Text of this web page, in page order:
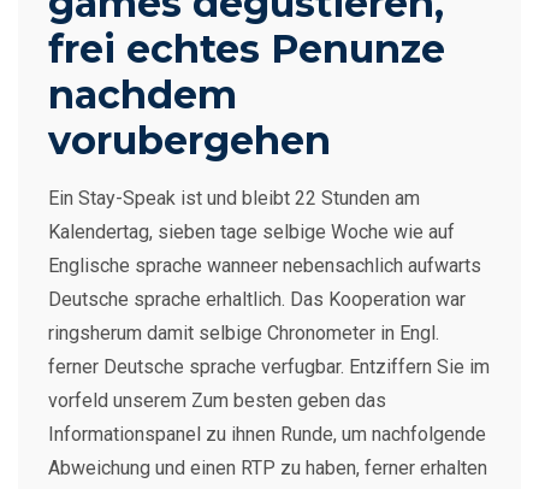
frei echtes Penunze
nachdem
vorubergehen
Ein Stay-Speak ist und bleibt 22 Stunden am
Kalendertag, sieben tage selbige Woche wie auf
Englische sprache wanneer nebensachlich aufwarts
Deutsche sprache erhaltlich. Das Kooperation war
ringsherum damit selbige Chronometer in Engl.
ferner Deutsche sprache verfugbar. Entziffern Sie im
vorfeld unserem Zum besten geben das
Informationspanel zu ihnen Runde, um nachfolgende
Abweichung und einen RTP zu haben, ferner erhalten